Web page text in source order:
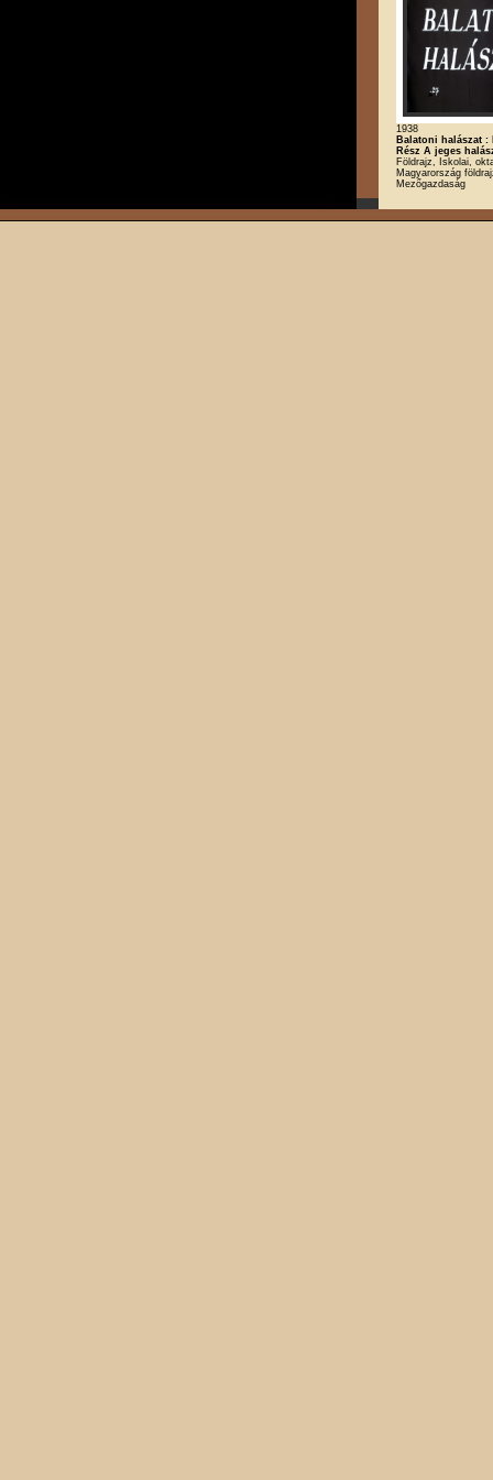
1938
Balatoni halászat :
Rész A jeges
Földrajz, Iskolai,
Magyarország
Mezőgazdaság